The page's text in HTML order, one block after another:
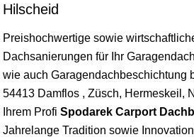
Hilscheid
Preishochwertige sowie
Dachsanierungen für Ihr
wie auch Garagendachbeschichtung
54413 Damflos , Züsch, Hermeskeil,
Ihrem Profi Spodarek Carport
Jahrelange Tradition sowie